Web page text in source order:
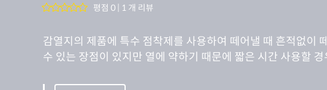
평점 0 | 1 개 리뷰
감열지의 제품에 특수 점착제를 사용하여 떼어낼 때 흔적없이
수 있는 장점이 있지만 열에 약하기 때문에 짧은 시간 사용할